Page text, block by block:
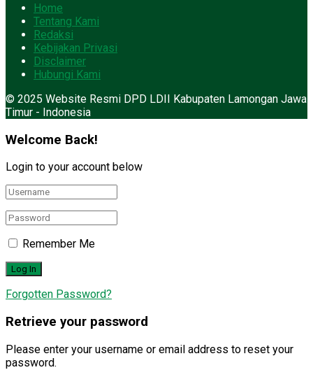
Home
Tentang Kami
Redaksi
Kebijakan Privasi
Disclaimer
Hubungi Kami
© 2025 Website Resmi DPD LDII Kabupaten Lamongan Jawa
Timur - Indonesia
Welcome Back!
Login to your account below
Remember Me
Forgotten Password?
Retrieve your password
Please enter your username or email address to reset your
password.